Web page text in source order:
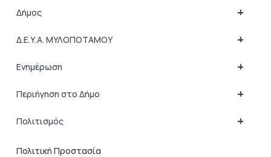
+
Δήμος
+
Δ.Ε.Υ.Α. ΜΥΛΟΠΟΤΑΜΟΥ
+
Ενημέρωση
+
Περιήγηση στο Δήμο
+
Πολιτισμός
Πολιτική Προστασία